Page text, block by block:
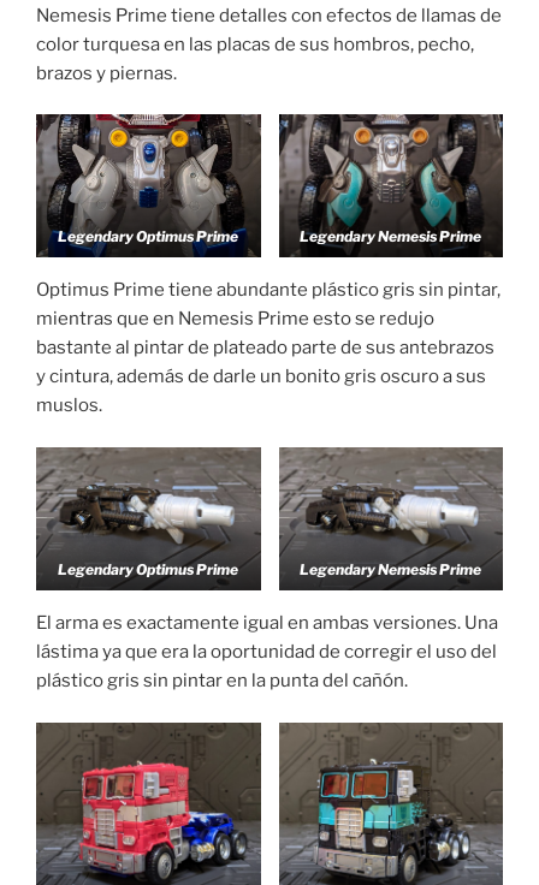
Nemesis Prime tiene detalles con efectos de llamas de
color turquesa en las placas de sus hombros, pecho,
brazos y piernas.
Legendary Optimus Prime Legendary Nemesis Prime
Optimus Prime tiene abundante plástico gris sin pintar,
mientras que en Nemesis Prime esto se redujo
bastante al pintar de plateado parte de sus antebrazos
y cintura, además de darle un bonito gris oscuro a sus
muslos.
Legendary Optimus Prime Legendary Nemesis Prime
El arma es exactamente igual en ambas versiones. Una
lástima ya que era la oportunidad de corregir el uso del
plástico gris sin pintar en la punta del cañón.